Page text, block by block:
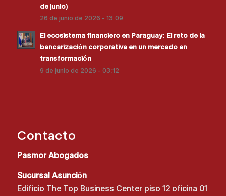
de junio)
26 de junio de 2026 - 13:09
El ecosistema financiero en Paraguay: El reto de la
bancarización corporativa en un mercado en
transformación
9 de junio de 2026 - 03:12
Contacto
Pasmor Abogados
Sucursal Asunción
Edificio The Top Business Center piso 12 oficina 01